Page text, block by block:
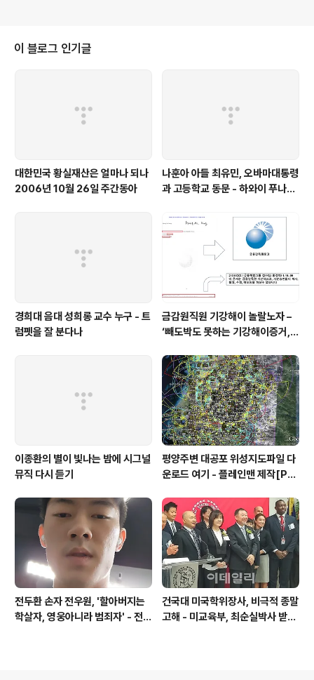
이 블로그 인기글
대한민국 황실재산은 얼마나 되나
2006년 10월 26일 주간동아
나훈아 아들 최유민, 오바마대통령
과 고등학교 동문 - 하와이 푸나호
경희대 음대 성희롱 교수 누구 - 트
럼펫을 잘 분다나
금감원직원 기강해이 놀랄노자 –
‘빼도박도 못하는 기강해이증거,
가상화폐사기 연방 법원 소송장 보
니 금감원 컴퓨터서 출력 – 개인 소
송장에 ‘금감..
이종환의 별이 빛나는 밤에 시그널
뮤직 다시 듣기
평양주변 대공포 위성지도파일 다
운로드 여기 - 플레인맨 제작[PL
전두환 손자 전우원, '할아버지는
학살자, 영웅아니라 범죄자' - 전재
건국대 미국학위장사, 비극적 종말
고해 - 미교육부, 최순실박사 받은